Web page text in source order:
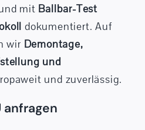
mit Ballbar-Test
dokumentiert. Auf
wir Demontage,
und
und zuverlässig.
anfragen